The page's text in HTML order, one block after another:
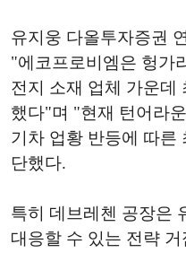
유지웅 다올투자증권
"에코프로비엠은 헝가
전지 소재 업체 가운데
했다"며 "현재 턴어라
기차 업황 반등에 따른
단했다.
특히 데브레첸 공장은
대응할 수 있는 전략